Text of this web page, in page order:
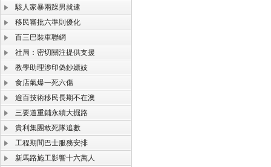
駭人家暴兩躁男就逮
移民審批六準則優化
百三巴裝車聯網
社局：密切關注提供支援
教學助理涉印偽鈔嫖妓
食店氣爆一死六傷
逾百技術移民長期不在澳
三要道重鋪永續大掘路
貴利集團敢死隊追數
工程期間巴士服務安排
新馬路施工影響十六萬人